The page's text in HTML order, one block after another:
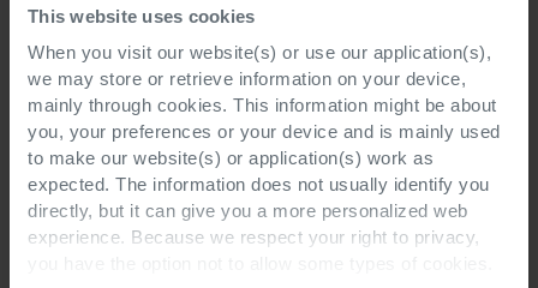
This website uses cookies
When you visit our website(s) or use our application(s),
we may store or retrieve information on your device,
mainly through cookies. This information might be about
you, your preferences or your device and is mainly used
to make our website(s) or application(s) work as
expected. The information does not usually identify you
directly, but it can give you a more personalized web
experience. Because we respect your right to privacy,
die verband houden met de
informatiematerialen.
Ik ontvang graag af en toe updates en
andere marketingcommunicaties met
betrekking tot alle diensten van Cegeka.